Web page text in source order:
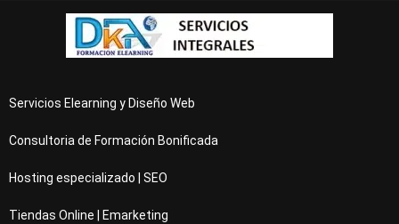
Servicios Elearning y Diseño Web
Consultoria de Formación Bonificada
Hosting especializado | SEO
Tiendas Online | Emarketing